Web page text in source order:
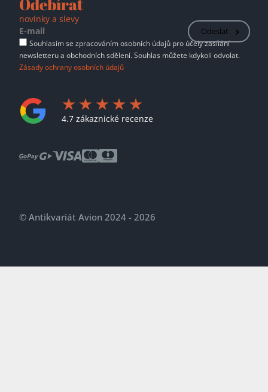
Odebírat
novinky a slevy
Odeslat
Souhlasím se zpracováním osobních údajů pro účely zasílání
newsletteru a obchodních sdělení. Souhlas můžete kdykoli odvolat.
Zásady ochrany osobních údajů
4.7 zákaznické recenze
© Antikvariát Avion 2024 - 2026